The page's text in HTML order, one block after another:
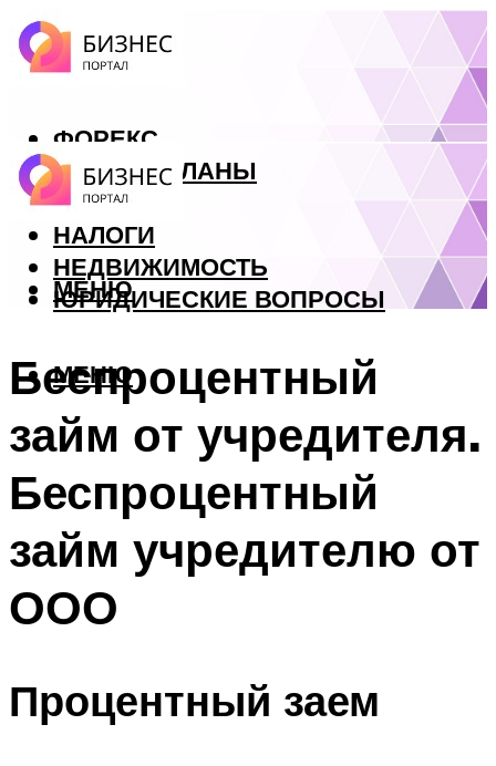
ФОРЕКС
БИЗНЕС ПЛАНЫ
КРЕДИТЫ
НАЛОГИ
НЕДВИЖИМОСТЬ
ЮРИДИЧЕСКИЕ ВОПРОСЫ
МЕНЮ
МЕНЮ
Беспроцентный
займ от учредителя.
Беспроцентный
займ учредителю от
ООО
Процентный заем